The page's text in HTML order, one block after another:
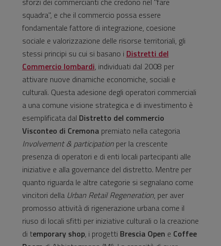
squadra", e che il commercio possa essere
fondamentale fattore di integrazione, coesione
sociale e valorizzazione delle risorse territoriali, gli
stessi principi su cui si basano i Distretti del
Commercio lombardi, individuati dal 2008 per
attivare nuove dinamiche economiche, sociali e
culturali. Questa adesione degli operatori commerciali
a una comune visione strategica e di investimento è
esemplificata dal Distretto del commercio
Visconteo di Cremonapremiato nella categoria
Involvement & participationper la crescente
presenza di operatori e di enti locali partecipanti alle
iniziative e alla governance del distretto. Mentre per
quanto riguarda le altre categorie si segnalano come
vincitori della Urban Retail Regeneration, per aver
promosso attività di rigenerazione urbana come il
riuso di locali sfitti per iniziative culturali o la creazione
di temporary shop, i progetti Brescia Open e Coffee